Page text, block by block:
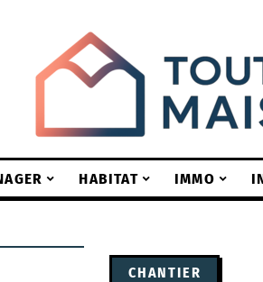
HABITAT IMMO
CHANTIER